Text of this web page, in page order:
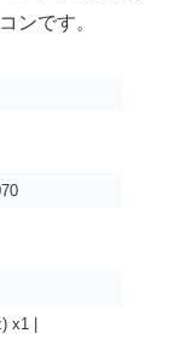
ンです。
x1 |